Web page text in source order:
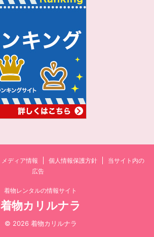
メディア情報 個人情報保護方針
当サイト内の
広告
着物レンタルの情報サイト
着物カリルナラ
© 2026 着物カリルナラ